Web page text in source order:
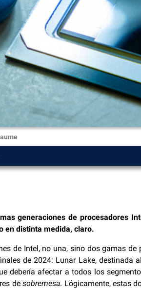
los
falten o
en su
generaciones de procesadores
en distinta medida, claro.
de Intel, no una, sino dos gamas
de 2024: Lunar Lake, destinada
debería afectar a todos los
desobremesa. Lógicamente, estas